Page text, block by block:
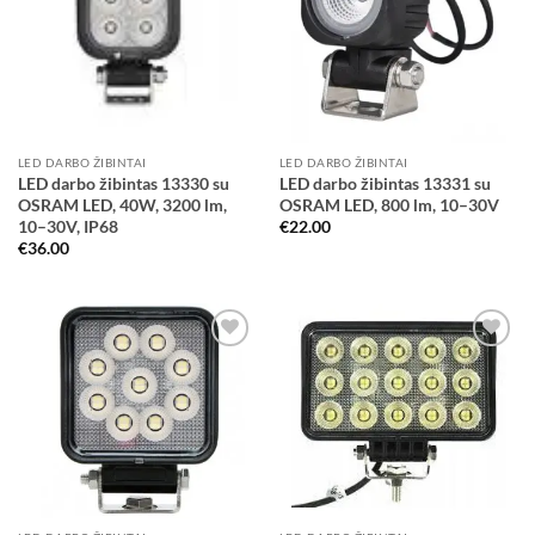
LED DARBO ŽIBINTAI
LED darbo žibintas 13330 su
OSRAM LED, 40W, 3200 lm,
10–30V, IP68
€36.00
wishlist
LED DARBO ŽIBINTAI
LED darbo žibintas 13331 su
OSRAM LED, 800 lm, 10–30V
€22.00
Add to
wishlist
Add to
wishlist